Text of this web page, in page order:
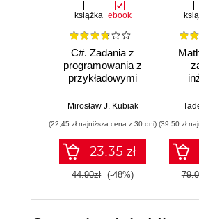
książka ebook
C#. Zadania z
programowania z
przykładowymi
Wydanie III
Mirosław J. Kubiak
(22,45 zł najniższa cena z 30 dni)
23.35 zł
44.90zł (-48%)
(39,50 zł